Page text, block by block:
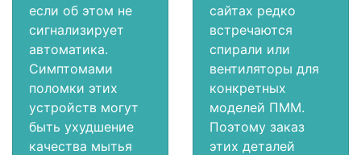
если об этом не
сигнализирует
автоматика.
Симптомами
поломки этих
устройств могут
быть ухудшение
качества мытья
сайтах редко
встречаются
спирали или
вентиляторы для
конкретных
моделей ПММ.
Поэтому заказ
этих деталей